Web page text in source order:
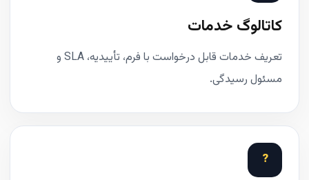
کاتالوگ خدمات
تعریف خدمات قابل درخواست با فرم، تأییدیه، SLA و
مسئول رسیدگی.
?